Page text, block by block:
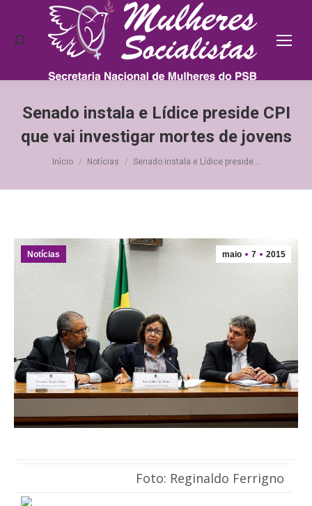
Search:
Senado instala e Lídice preside CPI
que vai investigar mortes de jovens
Você está aqui:
Início Notícias Senado instala e Lídice preside…
maio 7 2015
Notícias
Foto: Reginaldo Ferrigno